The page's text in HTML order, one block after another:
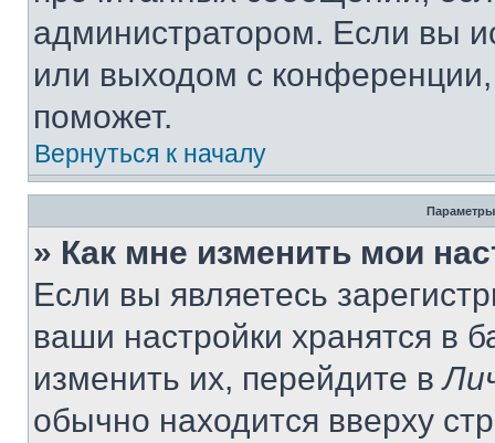
администратором. Если вы
или выходом с
поможет.
Вернуться к началу
Параметры
» Как мне изменить мои
Если вы являетесь
ваши настройки хранятся в
изменить их, перейдите в
обычно находится вверху